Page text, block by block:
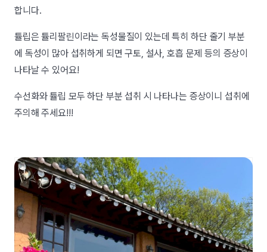
합니다.
튤립은 튤리팔린이라는 독성물질이 있는데 특히 하단 줄기 부분
에 독성이 많아 섭취하게 되면 구토, 설사, 호흡 문제 등의 증상이
나타날 수 있어요!
수선화와 튤립 모두 하단 부분 섭취 시 나타나는 증상이니 섭취에
주의해 주세요!!!